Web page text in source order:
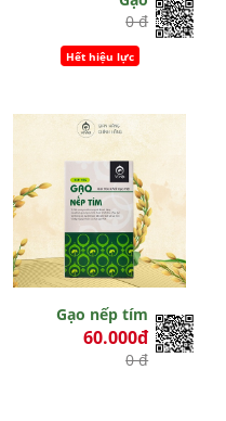
0 đ
Hết hiệu lực
Gạo nếp tím
60.000đ
0 đ